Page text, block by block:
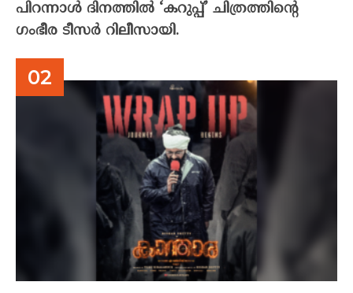
പിറന്നാൾ ദിനത്തിൽ ‘കറുപ്പ്’ ചിത്രത്തിന്റെ
ഗംഭീര ടീസർ റിലീസായി.